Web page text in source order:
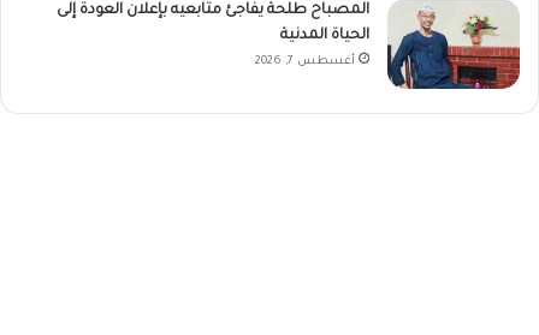
المصباح طلحة يفاجئ متابعيه بإعلان العودة إلى
الحياة المدنية
أغسطس 7, 2026